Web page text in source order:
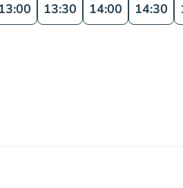
13:00 13:30 14:00 14:30